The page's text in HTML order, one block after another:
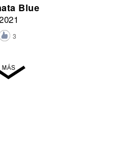
Blue
3